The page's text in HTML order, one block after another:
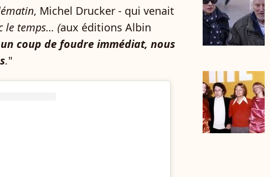
, Michel Drucker - qui venait
le temps… (aux éditions Albin
coup de foudre immédiat, nous
."